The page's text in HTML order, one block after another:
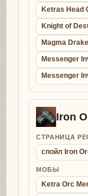
Ketras Head
Knight of
Magma
Messenger
Messenger
Iron
СТРАНИЦА
спойл Iron
МОБЫ
Ketra Orc